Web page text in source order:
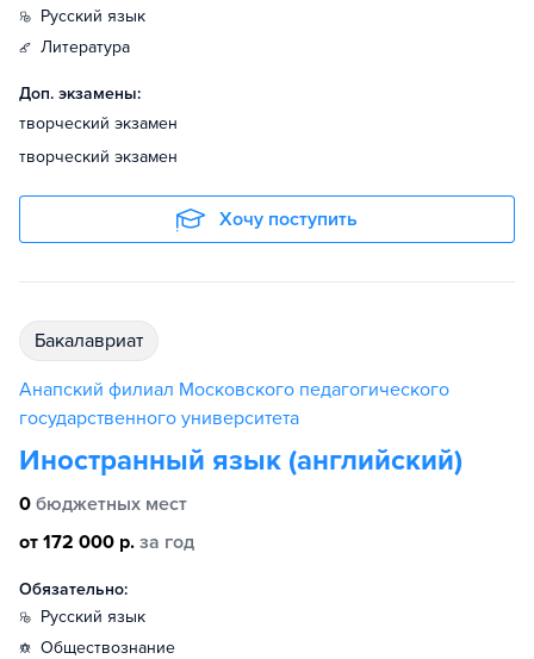
русский язык
литература
Доп. экзамены:
творческий экзамен
творческий экзамен
Хочу поступить
бакалавриат
Анапский филиал Московского педагогического
государственного университета
Иностранный язык (английский)
0 бюджетных мест
от 172 000 р. за год
Обязательно:
русский язык
обществознание